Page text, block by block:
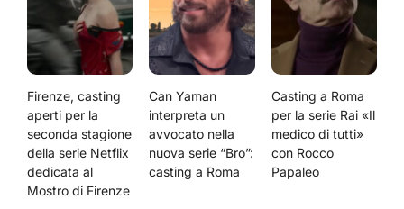
Firenze, casting
aperti per la
seconda stagione
della serie Netflix
dedicata al
Mostro di Firenze
Can Yaman
interpreta un
avvocato nella
nuova serie “Bro”:
casting a Roma
Casting a Roma
per la serie Rai «Il
medico di tutti»
con Rocco
Papaleo